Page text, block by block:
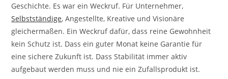
Geschichte. Es war ein Weckruf. Für Unternehmer,
Selbstständige, Angestellte, Kreative und Visionäre
gleichermaßen. Ein Weckruf dafür, dass reine Gewohnheit
kein Schutz ist. Dass ein guter Monat keine Garantie für
eine sichere Zukunft ist. Dass Stabilität immer aktiv
aufgebaut werden muss und nie ein Zufallsprodukt ist.